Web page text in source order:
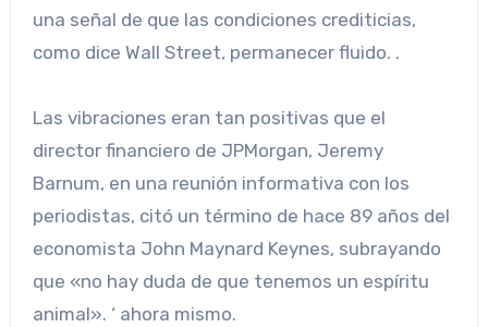
una señal de que las condiciones crediticias,
como dice Wall Street, permanecer fluido. .
Las vibraciones eran tan positivas que el
director financiero de JPMorgan, Jeremy
Barnum, en una reunión informativa con los
periodistas, citó un término de hace 89 años del
economista John Maynard Keynes, subrayando
que «no hay duda de que tenemos un espíritu
animal». ‘ ahora mismo.